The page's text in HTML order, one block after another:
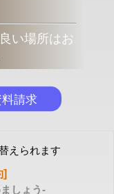
い場所はお
えられます
]
しょう-